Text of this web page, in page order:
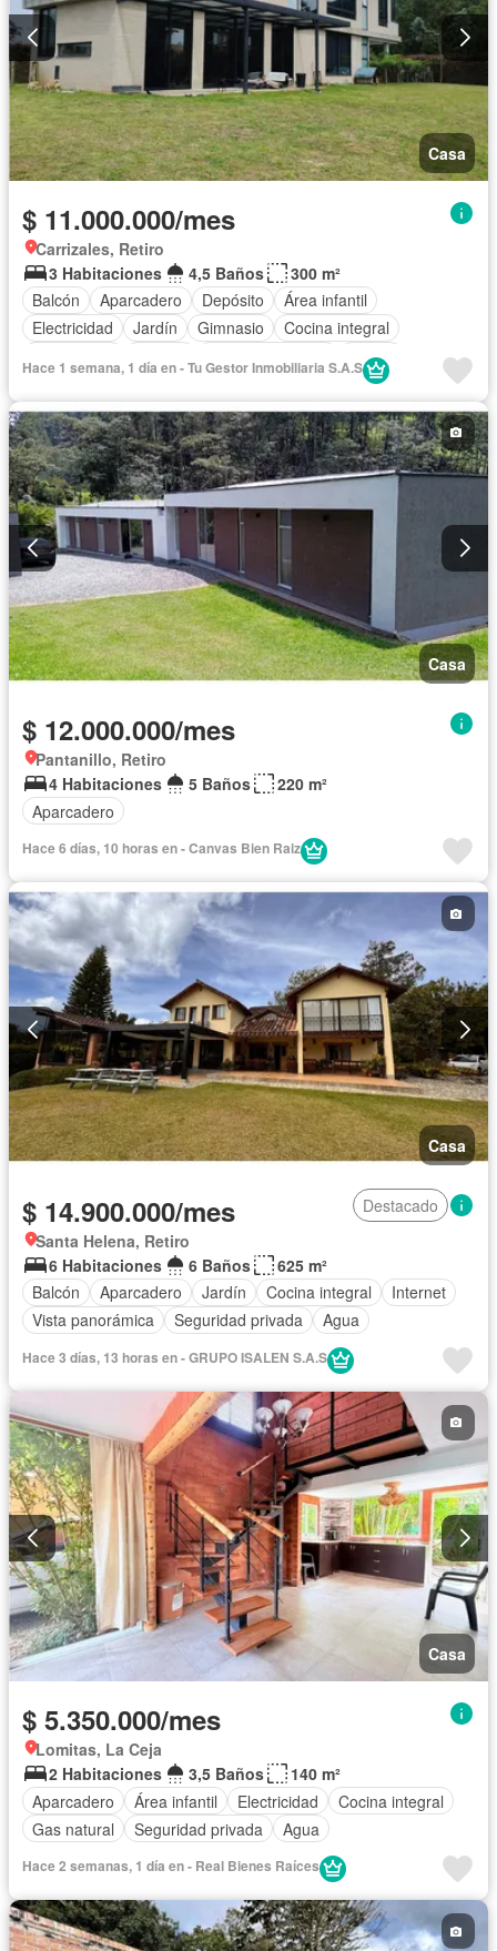
Casa
$ 11.000.000/mes
Carrizales, Retiro
3 Habitaciones
4,5 Baños
300 m²
Balcón
Aparcadero Depósito
Área infantil
Electricidad
Jardín Gimnasio
Cocina integral
Sauna
Hace 1 semana, 1 día en - Tu Gestor Inmobiliaria S.A.S
Casa
$ 12.000.000/mes
Pantanillo, Retiro
4 Habitaciones
5 Baños
220 m²
Aparcadero
Hace 6 días, 10 horas en - Canvas Bien Raiz
Casa
$ 14.900.000/mes
Destacado
Santa Helena, Retiro
6 Habitaciones
6 Baños
625 m²
Balcón
Aparcadero Jardín Cocina integral
Internet
Vista panorámica
Seguridad privada Agua
Hace 3 días, 13 horas en - GRUPO ISALEN S.A.S
Casa
$ 5.350.000/mes
Lomitas, La Ceja
2 Habitaciones
3,5 Baños
140 m²
Aparcadero
Área infantil Electricidad
Cocina integral
Gas natural
Seguridad privada Agua
Hace 2 semanas, 1 día en - Real Bienes Raíces